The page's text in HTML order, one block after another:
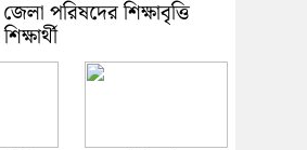
পরিষদের শিক্ষাবৃত্তি